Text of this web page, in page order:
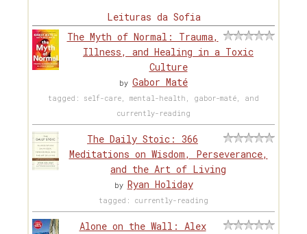
Leituras da Sofia
The Myth of Normal: Trauma,
Illness, and Healing in a Toxic
Culture
by Gabor Maté
tagged: self-care, mental-health, gabor-maté, and
currently-reading
The Daily Stoic: 366
Meditations on Wisdom, Perseverance,
and the Art of Living
by Ryan Holiday
tagged: currently-reading
Alone on the Wall: Alex